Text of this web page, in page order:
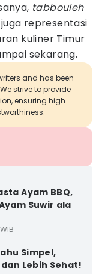
tabbouleh
representasi
kuliner Timur
sekarang.
and has been
strive to provide
ensuring high
Ayam BBQ,
Suwir ala
Simpel,
Lebih Sehat!